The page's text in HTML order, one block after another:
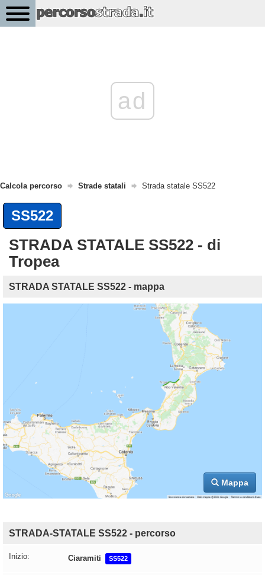
ad
Calcola percorso Strade statali Strada statale SS522
SS522
STRADA STATALE SS522 - di
Tropea
STRADA STATALE SS522 - mappa
Mappa
STRADA-STATALE SS522 - percorso
Inizio: Ciaramiti SS522